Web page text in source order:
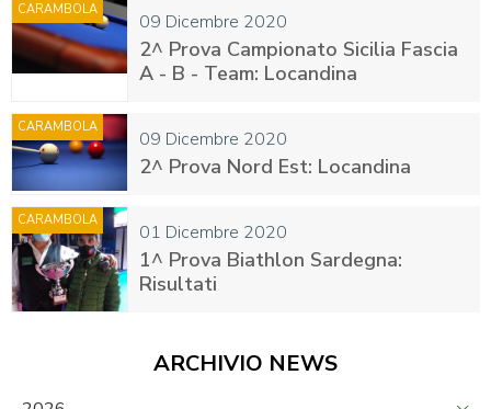
09 Dicembre 2020
CARAMBOLA
2^ Prova Campionato Sicilia Fascia
A - B - Team: Locandina
09 Dicembre 2020
CARAMBOLA
2^ Prova Nord Est: Locandina
01 Dicembre 2020
CARAMBOLA
1^ Prova Biathlon Sardegna:
Risultati
ARCHIVIO NEWS